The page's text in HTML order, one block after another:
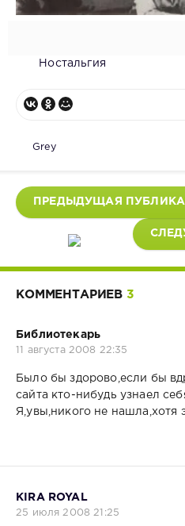
Ностальгия
Grey
ПРЕДЫДУЩАЯ
КОММЕНТАРИЕВ 3
Библиотекарь
11 августа 2008 22:35
Было бы здорово,если бы
сайта кто-нибудь узнаел
Я,увы,никого не нашла,хотя
KIRA ROYAL
25 июля 2008 21:25